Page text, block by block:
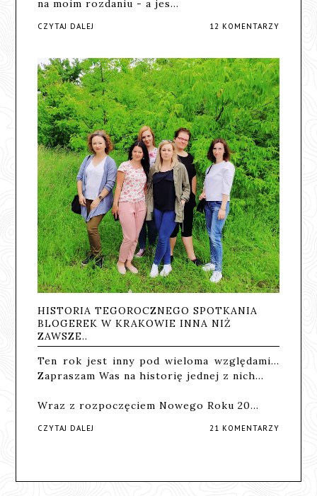
na moim rozdaniu - a jes…
CZYTAJ DALEJ 12 KOMENTARZY
HISTORIA TEGOROCZNEGO SPOTKANIA
BLOGEREK W KRAKOWIE INNA NIŻ
ZAWSZE..
Ten rok jest inny pod wieloma względami...
Zapraszam Was na historię jednej z nich...
Wraz z rozpoczęciem Nowego Roku 20…
CZYTAJ DALEJ 21 KOMENTARZY